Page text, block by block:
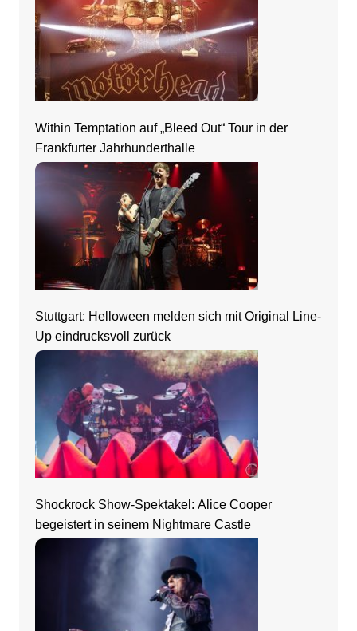
Within Temptation auf „Bleed Out“ Tour in der
Frankfurter Jahrhunderthalle
Stuttgart: Helloween melden sich mit Original Line-
Up eindrucksvoll zurück
Shockrock Show-Spektakel: Alice Cooper
begeistert in seinem Nightmare Castle